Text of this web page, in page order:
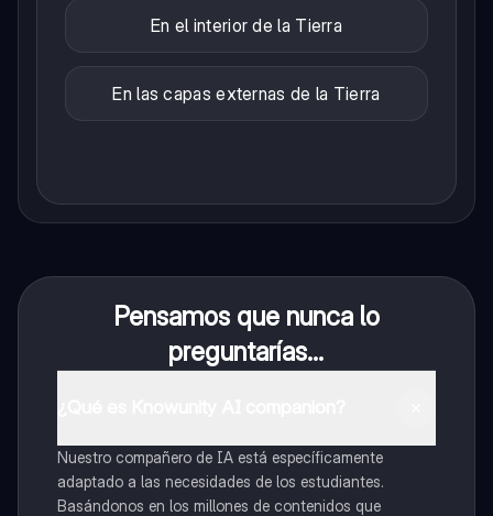
En el interior de la Tierra
En las capas externas de la Tierra
Pensamos que nunca lo
preguntarías...
Nuestro compañero de IA está específicamente
adaptado a las necesidades de los estudiantes.
Basándonos en los millones de contenidos que